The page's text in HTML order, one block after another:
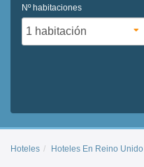
Nº habitaciones
Hoteles Hoteles En Reino Unido